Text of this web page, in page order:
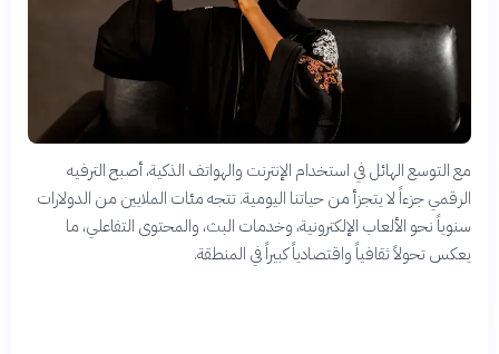
مع التوسع الهائل في استخدام الإنترنت والهواتف الذكية، أصبح الترفيه
الرقمي جزءاً لا يتجزأ من حياتنا اليومية. تتجه مئات الملايين من الدولارات
سنوياً نحو الألعاب الإلكترونية، وخدمات البث، والمحتوى التفاعلي، ما
يعكس تحولاً ثقافياً واقتصادياً كبيراً في المنطقة.